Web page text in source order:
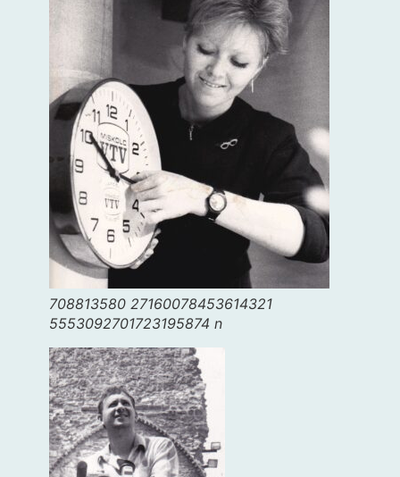
708813580 27160078453614321
5553092701723195874 n